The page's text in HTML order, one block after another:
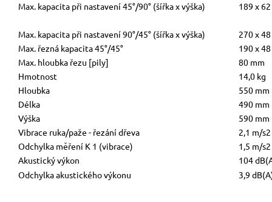
Max. kapacita při nastavení 45°/90° (šířka x výška) 189 x
Max. kapacita při nastavení 90°/45° (šířka x výška)
270 x
Max. řezná kapacita 45°/45°
190 x
Max. hloubka řezu [pily]
80 mm
Hmotnost
14,0 kg
Hloubka
550 mm
Délka
490 mm
Výška
590 mm
Vibrace ruka/paže - řezání dřeva
2,1 m/s2
Odchylka měření K 1 (vibrace)
1,5 m/s2
Akustický výkon
104
Odchylka akustického výkonu
3,9